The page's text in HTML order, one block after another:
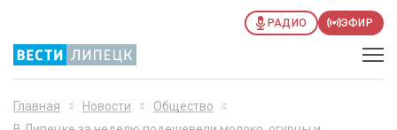
РАДИО ЭФИР
Главная Новости
Общество